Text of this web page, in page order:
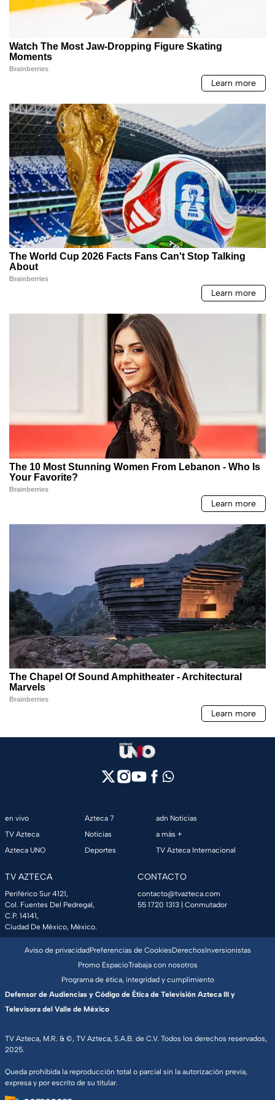
en vivo
TV Azteca
Azteca UNO
Azteca 7
Noticias
Deportes
adn Noticias
a más +
TV Azteca Internacional
TV AZTECA
Periférico Sur 4121,
Col. Fuentes Del Pedregal,
C.P. 14141,
Ciudad De México, México.
CONTACTO
contacto@tvazteca.com
55 1720 1313 | Conmutador
TV Azteca, M.R. & ©, TV Azteca, S.A.B. de C.V. Todos los derechos reservados,
2025.
Queda prohibida la reproducción total o parcial sin la autorización previa,
expresa y por escrito de su titular.
Aviso de privacidadPreferencias de CookiesDerechosInversionistas
Promo EspacioTrabaja con nosotros
Programa de ética, integridad y cumplimiento
Defensor de Audiencias y Código de Ética de Televisión Azteca III y
Televisora del Valle de México